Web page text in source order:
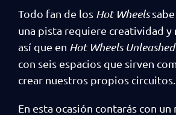
Todo fan de los Hot Wheels
una pista requiere creatividad y
así que en Hot Wheels
con seis espacios que sirven
crear nuestros propios circuitos.
En esta ocasión contarás con un